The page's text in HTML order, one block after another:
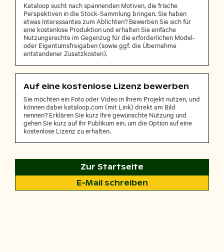
Kataloop sucht nach spannenden Motiven, die frische
Perspektiven in die Stock-Sammlung bringen. Sie haben
etwas Interessantes zum Ablichten? Bewerben Sie sich für
eine kostenlose Produktion und erhalten Sie einfache
Nutzungsrechte im Gegenzug für die erforderlichen Model-
oder Eigentumsfreigaben (sowie ggf. die Übernahme
entstandener Zusatzkosten).
Auf eine kostenlose Lizenz bewerben
Sie möchten ein Foto oder Video in Ihrem Projekt nutzen, und
können dabei kataloop.com (mit Link) direkt am Bild
nennen? Erklären Sie kurz Ihre gewünschte Nutzung und
gehen Sie kurz auf Ihr Publikum ein, um die Option auf eine
kostenlose Lizenz zu erhalten.
Zur Startseite
E-Mail schreiben